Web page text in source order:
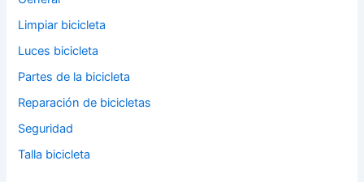
Limpiar bicicleta
Luces bicicleta
Partes de la bicicleta
Reparación de bicicletas
Seguridad
Talla bicicleta